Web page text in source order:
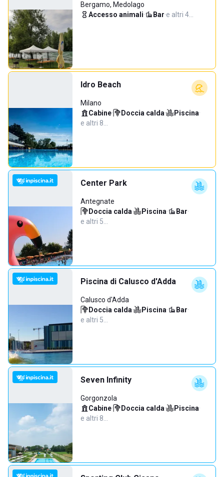
Bergamo, Medolago
Accesso animali· Bar·e altri 4…
Idro Beach
Milano
Cabine· Doccia calda· Piscina·
e altri 8…
Center Park
Antegnate
Doccia calda· Piscina· Bar·
e altri 5…
Piscina di Calusco d'Adda
Calusco d'Adda
Doccia calda· Piscina· Bar·
e altri 5…
Seven Infinity
Gorgonzola
Cabine· Doccia calda· Piscina·
e altri 8…